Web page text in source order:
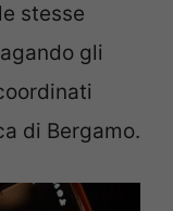
stesse
gli
di Bergamo.